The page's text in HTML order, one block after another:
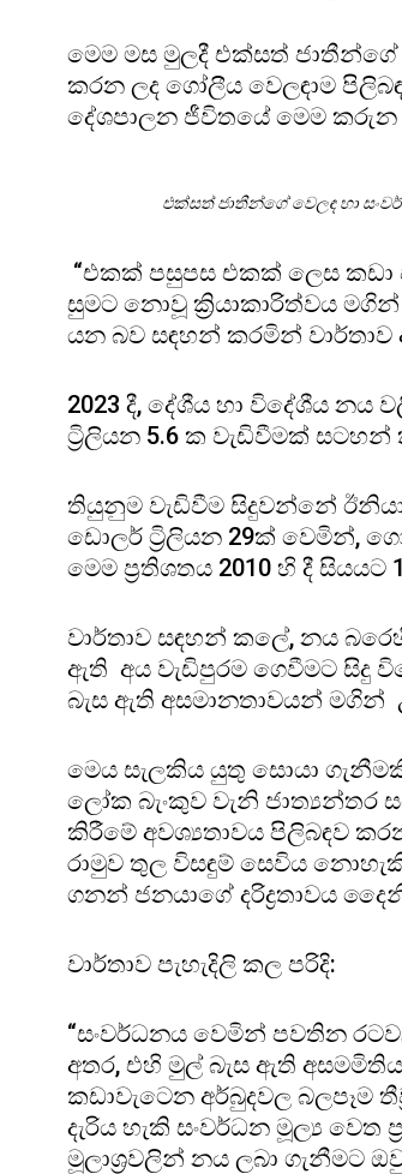
මෙම මස මුලදී එක්සත් ජාතීන්ගේ
කරන ලද ගෝලීය වෙලඳාම
දේශපාලන ජීවිතයේ මෙම කරුන
එක්සත් ජාතීන්ගේ වෙලඳ හා
“එකක් පසුපස එකක් ලෙස කඩා
සුමට නොවූ ක්‍රියාකාරිත්වය
යන බව සඳහන් කරමින් වාර්තාව
2023 දී, දේශීය හා විදේශීය
ට්‍රිලියන 5.6 ක වැඩිවීමක් සටහන්
තියුනුම වැඩිවීම සිදුවන්නේ
ඩොලර් ට්‍රිලියන 29ක් වෙමින්,
මෙම ප්‍රතිශතය 2010 හි දී සියයට
වාර්තාව සඳහන් කලේ, නය
ඇති අය වැඩිපුරම ගෙවීමට සිදු
බැස ඇති අසමානතාවයන්
මෙය සැලකිය යුතු සොයා
ලෝක බැංකුව වැනි ජාත්‍යන්තර
කිරීමේ අවශ්‍යතාවය පිලිබඳව
රාමුව තුල විසඳුම් සෙවිය
ගනන් ජනයාගේ දරිද්‍රතාවය
වාර්තාව පැහැදිලි කල පරිදි:
“සංවර්ධනය වෙමින් පවතින
අතර, එහි මුල් බැස ඇති
කඩාවැටෙන අර්බුදවල බලපෑම
දැරිය හැකි සංවර්ධන මූල්‍ය
මූලාශ්‍රවලින් නය ලබා ගැනීමට